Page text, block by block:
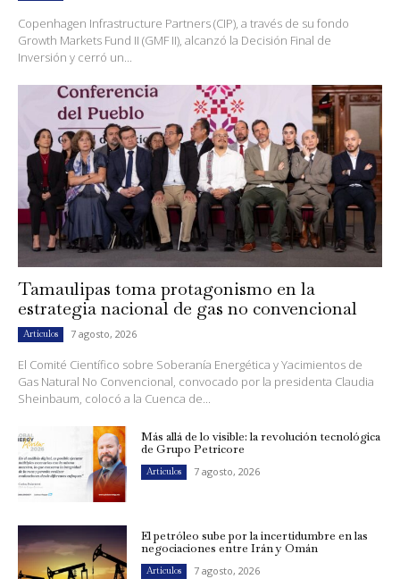
Copenhagen Infrastructure Partners (CIP), a través de su fondo
Growth Markets Fund II (GMF II), alcanzó la Decisión Final de
Inversión y cerró un...
Tamaulipas toma protagonismo en la
estrategia nacional de gas no convencional
Artículos 7 agosto, 2026
El Comité Científico sobre Soberanía Energética y Yacimientos de
Gas Natural No Convencional, convocado por la presidenta Claudia
Sheinbaum, colocó a la Cuenca de...
Más allá de lo visible: la revolución tecnológica
de Grupo Petricore
Artículos 7 agosto, 2026
El petróleo sube por la incertidumbre en las
negociaciones entre Irán y Omán
Artículos 7 agosto, 2026